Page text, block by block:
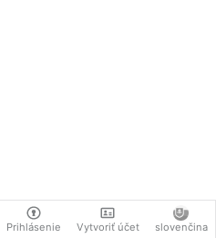
Prihlásenie Vytvoriť účet slovenčina